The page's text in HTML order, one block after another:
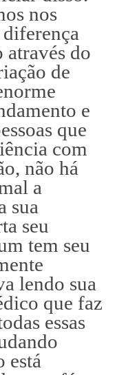
nos
através do
de
e
que
com
não há
a
sua
seu
tem seu
lendo sua
que faz
essas
está